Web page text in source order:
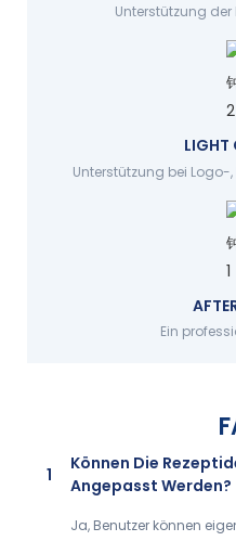
Unterstützung
LIGHT
Unterstützung bei
Ein
1
Können Die
Angepasst Werden?
Ja, Benutzer können